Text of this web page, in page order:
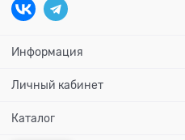
Информация
Личный кабинет
Каталог